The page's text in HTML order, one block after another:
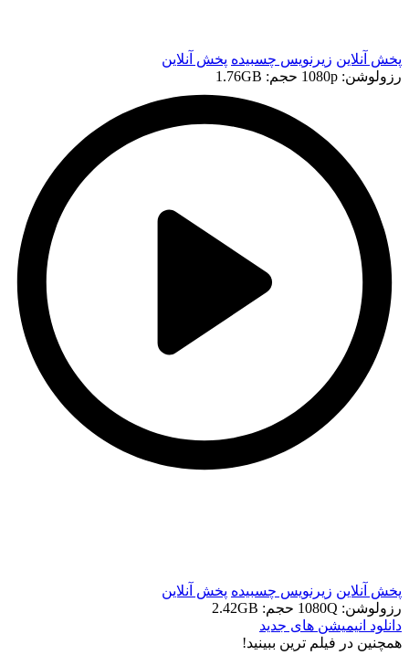
پخش آنلاین زیرنویس چسبیده پخش آنلاین
رزولوشن: 1080p
حجم: 1.76GB
پخش آنلاین زیرنویس چسبیده پخش آنلاین
رزولوشن: 1080Q
حجم: 2.42GB
دانلود انیمیشن های جدید
همچنين در فيلم ترين ببينيد!